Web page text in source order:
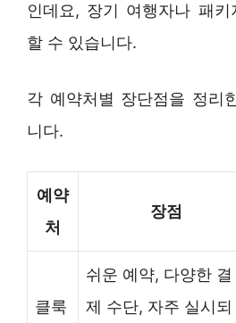
인데요, 장기 여행자나 패
할 수 있습니다.
각 예약처별 장단점을 정리
니다.
예약
처
장점
클룩
쉬운 예약, 다양한 결
제 수단, 자주 실시되